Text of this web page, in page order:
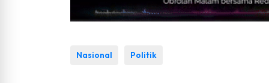
Nasional Politik